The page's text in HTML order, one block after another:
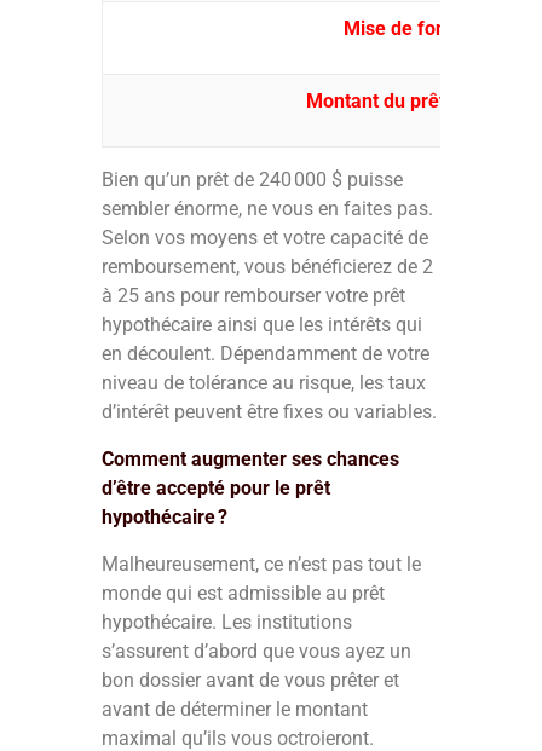
Mise de fonds (20 %)
Montant du prêt
Bien qu’un prêt de 240 000 $ puisse
sembler énorme, ne vous en faites pas.
Selon vos moyens et votre capacité de
remboursement, vous bénéficierez de 2
à 25 ans pour rembourser votre prêt
hypothécaire ainsi que les intérêts qui
en découlent. Dépendamment de votre
niveau de tolérance au risque, les taux
d’intérêt peuvent être fixes ou variables.
Comment augmenter ses chances
d’être accepté pour le prêt
hypothécaire ?
Malheureusement, ce n’est pas tout le
monde qui est admissible au prêt
hypothécaire. Les institutions
s’assurent d’abord que vous ayez un
bon dossier avant de vous prêter et
avant de déterminer le montant
maximal qu’ils vous octroieront.